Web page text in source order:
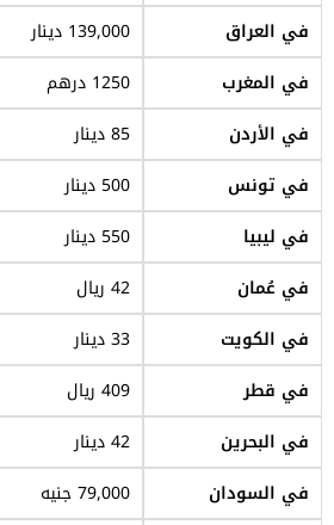
في العراق
139,000 دينار
في المغرب
1250 درهم
في الأردن
85 دينار
في تونس
500 دينار
في ليبيا
550 دينار
في عُمان
42 ريال
في الكويت
33 دينار
في قطر
409 ريال
في البحرين
42 دينار
في السودان
79,000 جنيه